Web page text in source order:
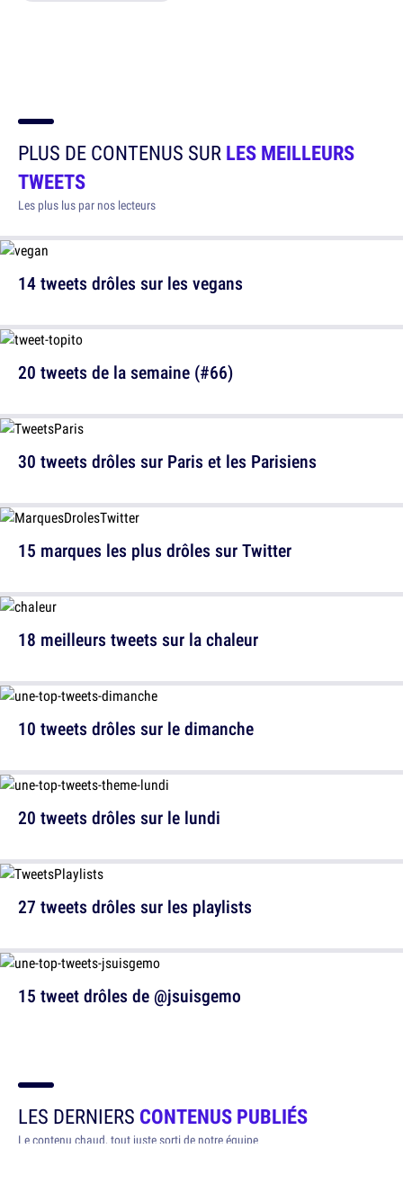
PLUS DE CONTENUS SURLES MEILLEURS
TWEETS
Les plus lus par nos lecteurs
14 tweets drôles sur les vegans
30 tweets drôles sur Paris et les Parisiens
18 meilleurs tweets sur la chaleur
20 tweets drôles sur le lundi
15 tweet drôles de @jsuisgemo
20 tweets de la semaine (#66)
15 marques les plus drôles sur Twitter
10 tweets drôles sur le dimanche
27 tweets drôles sur les playlists
LES DERNIERS CONTENUS PUBLIÉS
Le contenu chaud, tout juste sorti de notre équipe